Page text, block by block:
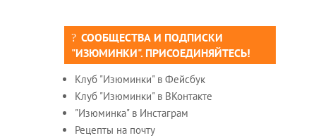
СООБЩЕСТВА И ПОДПИСКИ
"ИЗЮМИНКИ". ПРИСОЕДИНЯЙТЕСЬ!
Клуб "Изюминки" в Фейсбук
Клуб "Изюминки" в ВКонтакте
"Изюминка" в Инстаграм
Рецепты на почту